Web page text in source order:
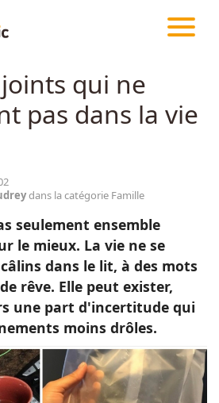
Créativité
Astuces
Insolite
Emotion
Animaux
FAMILLE
qui ne
pas dans la vie
dans la catégorie Famille
seulement ensemble
le mieux. La vie ne se
dans le lit, à des mots
rêve. Elle peut exister,
une part d'incertitude qui
moins drôles.